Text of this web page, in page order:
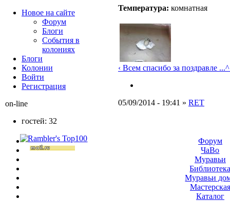
Температура: комнатная
‹ Всем спасибо за поздравле ...
05/09/2014 - 19:41 » RET
Новое на сайте
Форум
Блоги
События в
колониях
Блоги
Колонии
Войти
Peгиcтpaция
on-line
гостей: 32
Форум
ЧаВо
Муравьи
Муравьи
Мастерская
Каталог